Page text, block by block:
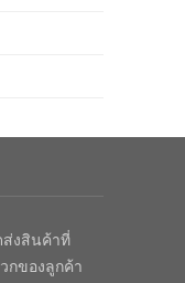
ส่งสินค้าที่
กของลูกค้า